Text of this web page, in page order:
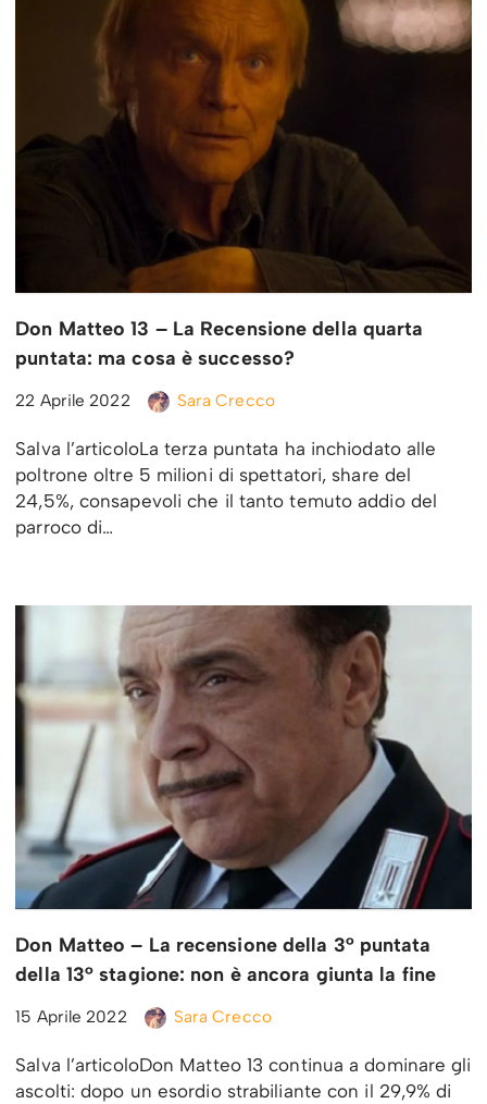
Don Matteo 13 – La Recensione della quarta
puntata: ma cosa è successo?
22 Aprile 2022 Sara Crecco
Salva l’articoloLa terza puntata ha inchiodato alle
poltrone oltre 5 milioni di spettatori, share del
24,5%, consapevoli che il tanto temuto addio del
parroco di…
Don Matteo – La recensione della 3° puntata
della 13° stagione: non è ancora giunta la fine
15 Aprile 2022 Sara Crecco
Salva l’articoloDon Matteo 13 continua a dominare gli
ascolti: dopo un esordio strabiliante con il 29,9% di